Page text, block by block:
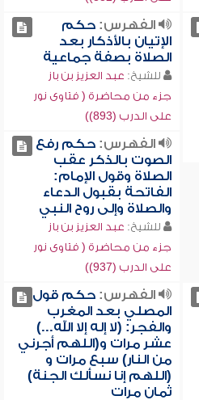
الفهرس:حكم
الإتيان بالأذكار بعد
الصلاة بصفة جماعية
للشيخ: عبد العزيز بن باز
جزء من محاضرة ( فتاوى نور
على الدرب (893))
الفهرس:حكم رفع
الصوت بالذكر عقب
الصلاة وقول الإمام:
الفاتحة بقبول الدعاء
والصلاة وإلى روح النبي
للشيخ: عبد العزيز بن باز
جزء من محاضرة ( فتاوى نور
على الدرب (937))
الفهرس:حكم قول
المصلي بعد المغرب
والفجر: (لا إله إلا الله...)
عشر مرات و(اللهم أجرني
من النار) سبع مرات و
(اللهم إنا نسألك الجنة)
ثمان مرات